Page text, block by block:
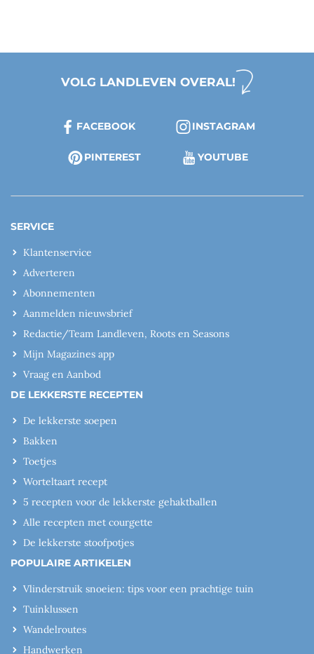
VOLG LANDLEVEN OVERAL!
FACEBOOK INSTAGRAM
PINTEREST YOUTUBE
SERVICE
Klantenservice
Adverteren
Abonnementen
Aanmelden nieuwsbrief
Redactie/Team Landleven, Roots en Seasons
Mijn Magazines app
Vraag en Aanbod
DE LEKKERSTE RECEPTEN
De lekkerste soepen
Bakken
Toetjes
Worteltaart recept
5 recepten voor de lekkerste gehaktballen
Alle recepten met courgette
De lekkerste stoofpotjes
POPULAIRE ARTIKELEN
Vlinderstruik snoeien: tips voor een prachtige tuin
Tuinklussen
Wandelroutes
Handwerken